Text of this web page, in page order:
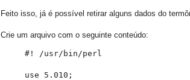
Feito isso, já é possível retirar alguns dados do
Crie um arquivo com o seguinte conteúdo:
#! /usr/bin/perl
use 5.010;